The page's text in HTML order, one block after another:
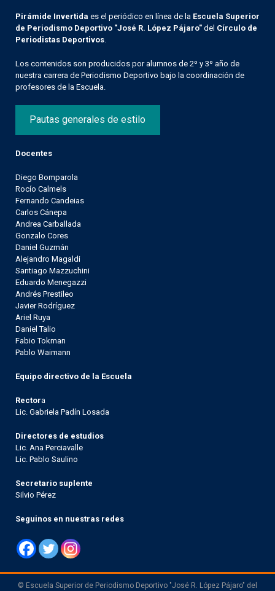
Pirámide Invertida es el periódico en línea de la Escuela Superior
de Periodismo Deportivo "José R. López Pájaro" del Círculo de
Periodistas Deportivos
Los contenidos son producidos por alumnos de 2º y 3º año de
nuestra carrera de Periodismo Deportivo bajo la coordinación de
profesores de la Escuela.
Pautas generales de estilo
Docentes
Diego Bomparola
Rocío Calmels
Fernando Candeias
Carlos Cánepa
Andrea Carballada
Gonzalo Cores
Daniel Guzmán
Alejandro Magaldi
Santiago Mazzuchini
Eduardo Menegazzi
Andrés Prestileo
Javier Rodríguez
Ariel Ruya
Daniel Talio
Fabio Tokman
Pablo Waimann
Equipo directivo de la Escuela
Rectora
Lic. Gabriela Padín Losada
Directores de estudios
Lic. Ana Perciavalle
Lic. Pablo Saulino
Secretario suplente
Silvio Pérez
Seguinos en nuestras redes
© Escuela Superior de Periodismo Deportivo "José R. López Pájaro" del